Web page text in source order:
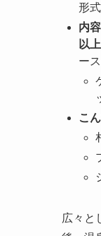
形
内
以上
ー
こ
広々と